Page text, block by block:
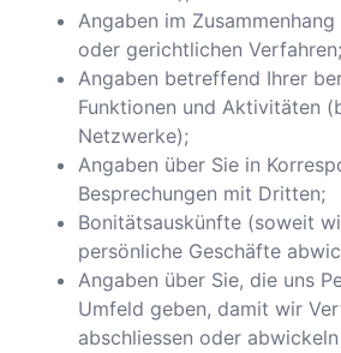
Angaben im
oder gerichtlichen Verfahren;
Angaben betreffend Ihrer
Funktionen und Aktivitäten
Netzwerke);
Angaben über Sie in
Besprechungen mit Dritten;
Bonitätsauskünfte (soweit
persönliche Geschäfte
Angaben über Sie, die uns
Umfeld geben, damit wir
abschliessen oder